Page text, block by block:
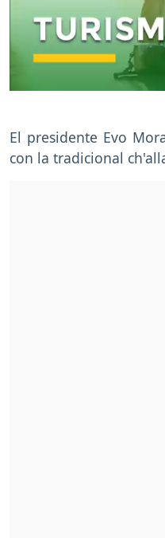
El presidente Evo
con la tradicional